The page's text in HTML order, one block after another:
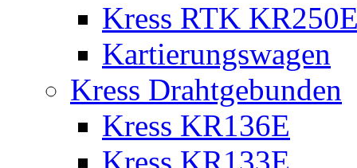
Kress RTK
Kartierungswagen
Kress Drahtgebunden
Kress KR136E